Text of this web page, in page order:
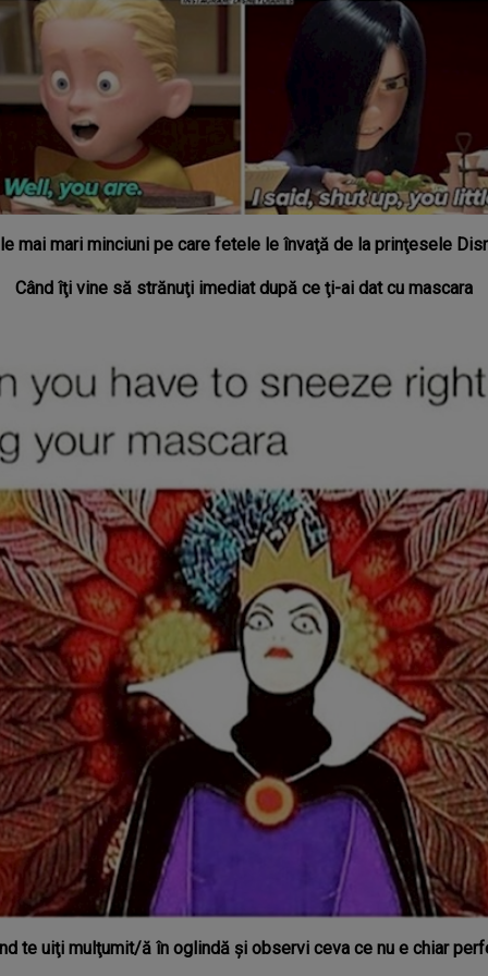
mai mari minciuni pe care fetele le învaţă de la prinţesele
Când îţi vine să strănuţi imediat după ce ţi-ai dat cu mascara
te uiţi mulţumit/ă în oglindă şi observi ceva ce nu e chiar